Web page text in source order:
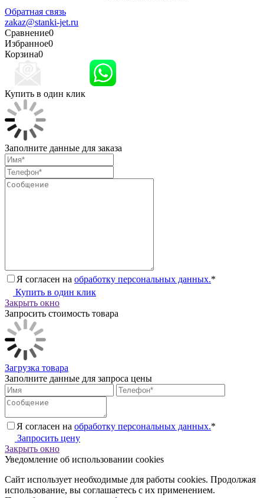
Обратная связь
zakaz@stanki-jet.ru
Сравнение0
Избранное0
Корзина0
Купить в один клик
Заполните данные для заказа
Я согласен на обработку персональных данных.*
Купить в один клик
Закрыть окно
Запросить стоимость товара
Загрузка товара
Заполните данные для запроса цены
Я согласен на обработку персональных данных.*
Запросить цену
Закрыть окно
Уведомление об использовании cookies
Сайт использует необходимые для работы cookies. Продолжая
использование, вы соглашаетесь с их применением.